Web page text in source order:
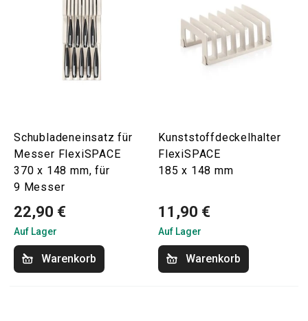
Schubladeneinsatz für
Messer FlexiSPACE
370 x 148 mm, für
9 Messer
22,90 €
Auf Lager
Warenkorb
Kunststoffdeckelhalter
FlexiSPACE
185 x 148 mm
11,90 €
Auf Lager
Warenkorb